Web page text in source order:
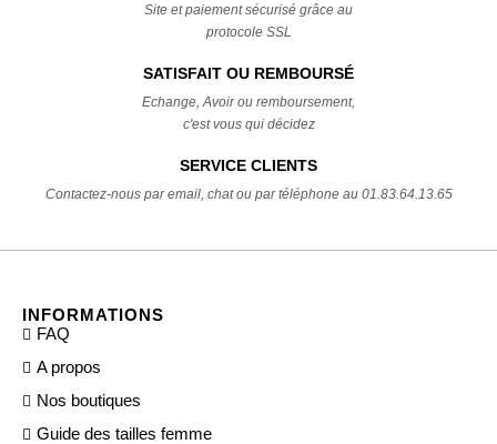
Site et paiement sécurisé grâce au
protocole SSL
SATISFAIT OU REMBOURSÉ
Echange, Avoir ou remboursement,
c'est vous qui décidez
SERVICE CLIENTS
Contactez-nous par email, chat ou par téléphone au 01.83.64.13.65
INFORMATIONS
FAQ
A propos
Nos boutiques
Guide des tailles femme